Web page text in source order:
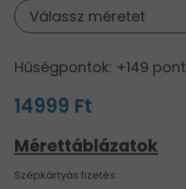
Válassz méretet
Hűségpontok: +149 pont
14999 Ft
Mérettáblázatok
Szépkártyás fizetés: